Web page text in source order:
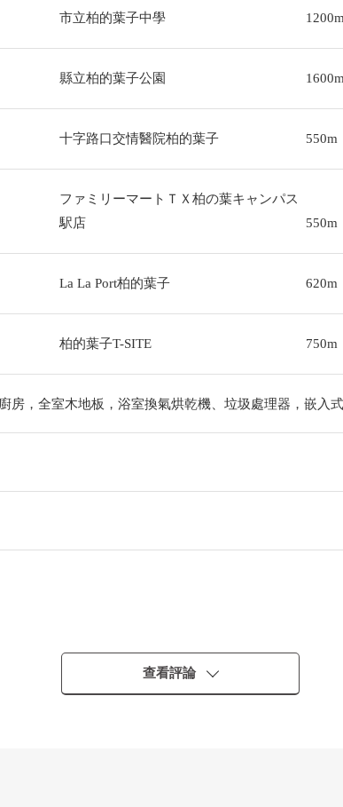
市立柏的葉子中學
縣立柏的葉子公園
十字路口交情醫院柏的葉子 550m
ファミリーマートＴＸ柏の葉キャンパス
駅店
550m
La La Port柏的葉子 620m
柏的葉子T-SITE 750m
房，全室木地板，浴室換氣烘乾機、垃圾處理器，嵌入
查看評論